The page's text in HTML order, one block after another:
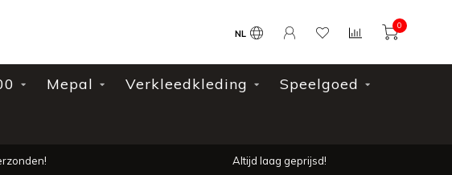
NL
0
Mepal Verkleedkleding Speelgoed
Altijd laag geprijsd!